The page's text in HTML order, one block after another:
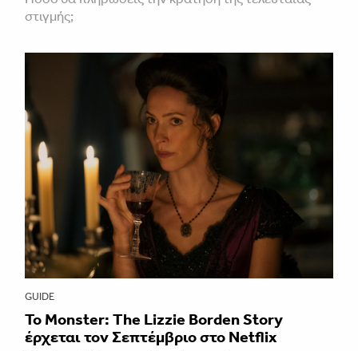
στιγμής;
GUIDE
Το Monster: The Lizzie Borden Story
έρχεται τον Σεπτέμβριο στο Netflix